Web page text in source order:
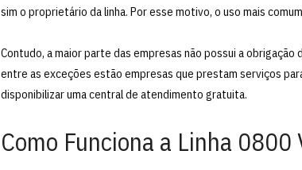
sim o proprietário da linha. Por esse motivo, o uso mais
Contudo, a maior parte das empresas não possui a obrigação
entre as exceções estão empresas que prestam serviços
disponibilizar uma central de atendimento gratuita.
Como Funciona a Linha 0800